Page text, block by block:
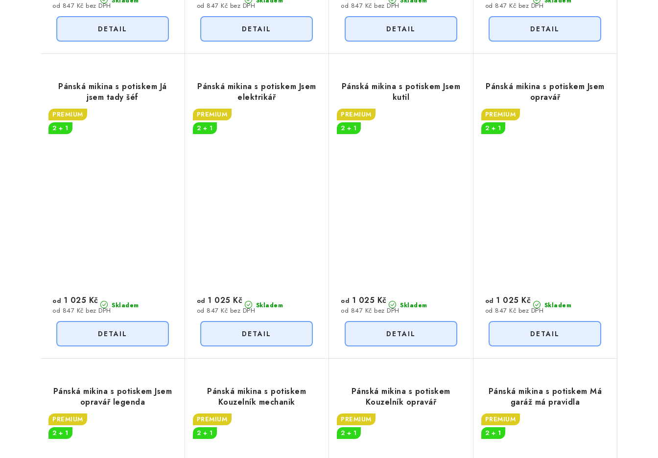
od 847 Kč bez DPH od 847 Kč bez DPH od 847 Kč bez DPH od 847 Kč bez DPH
Pánská mikina s potiskem Já
jsem tady šéf
PREMIUM
2 + 1
Skladem
od 847 Kč bez DPH
od 1 025 Kč
Pánská mikina s potiskem Jsem
elektrikář
PREMIUM
2 + 1
Skladem
od 847 Kč bez DPH
od 1 025 Kč
Pánská mikina s potiskem Jsem
kutil
PREMIUM
2 + 1
Skladem
od 847 Kč bez DPH
od 1 025 Kč
Pánská mikina s potiskem Jsem
opravář
PREMIUM
2 + 1
Skladem
od 847 Kč bez DPH
od 1 025 Kč
Pánská mikina s potiskem Jsem
opravář legenda
PREMIUM
2 + 1
Pánská mikina s potiskem
Kouzelník mechanik
PREMIUM
2 + 1
Pánská mikina s potiskem
Kouzelník opravář
PREMIUM
2 + 1
Pánská mikina s potiskem Má
garáž má pravidla
PREMIUM
2 + 1